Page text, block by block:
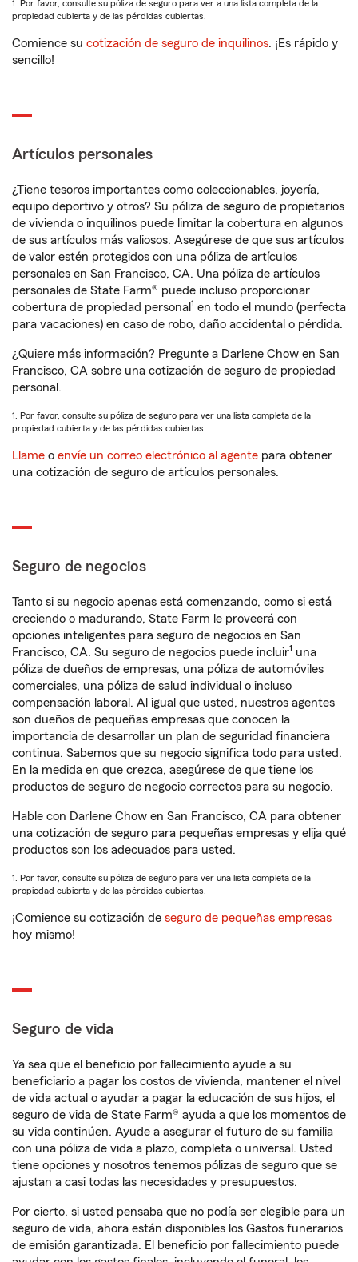
1. Por favor, consulte su póliza de seguro para ver a una lista completa de la
propiedad cubierta y de las pérdidas cubiertas.
Comience su cotización de seguro de inquilinos. ¡Es rápido y
sencillo!
Artículos personales
¿Tiene tesoros importantes como coleccionables, joyería,
equipo deportivo y otros? Su póliza de seguro de propietarios
de vivienda o inquilinos puede limitar la cobertura en algunos
de sus artículos más valiosos. Asegúrese de que sus artículos
de valor estén protegidos con una póliza de artículos
personales en San Francisco, CA. Una póliza de artículos
personales de State Farm® puede incluso proporcionar
cobertura de propiedad personal 1 en todo el mundo (perfecta
para vacaciones) en caso de robo, daño accidental o pérdida.
¿Quiere más información? Pregunte a Darlene Chow en San
Francisco, CA sobre una cotización de seguro de propiedad
personal.
1. Por favor, consulte su póliza de seguro para ver una lista completa de la
propiedad cubierta y de las pérdidas cubiertas.
Llame o envíe un correo electrónico al agente para obtener
una cotización de seguro de artículos personales.
Seguro de negocios
Tanto si su negocio apenas está comenzando, como si está
creciendo o madurando, State Farm le proveerá con
opciones inteligentes para seguro de negocios en San
Francisco, CA. Su seguro de negocios puede incluir1 una
póliza de dueños de empresas, una póliza de automóviles
comerciales, una póliza de salud individual o incluso
compensación laboral. Al igual que usted, nuestros agentes
son dueños de pequeñas empresas que conocen la
importancia de desarrollar un plan de seguridad financiera
continua. Sabemos que su negocio significa todo para usted.
En la medida en que crezca, asegúrese de que tiene los
productos de seguro de negocio correctos para su negocio.
Hable con Darlene Chow en San Francisco, CA para obtener
una cotización de seguro para pequeñas empresas y elija qué
productos son los adecuados para usted.
1. Por favor, consulte su póliza de seguro para ver una lista completa de la
propiedad cubierta y de las pérdidas cubiertas.
¡Comience su cotización de seguro de pequeñas empresas
hoy mismo!
Seguro de vida
Ya sea que el beneficio por fallecimiento ayude a su
beneficiario a pagar los costos de vivienda, mantener el nivel
de vida actual o ayudar a pagar la educación de sus hijos, el
seguro de vida de State Farm® ayuda a que los momentos de
su vida continúen. Ayude a asegurar el futuro de su familia
con una póliza de vida a plazo, completa o universal. Usted
tiene opciones y nosotros tenemos pólizas de seguro que se
ajustan a casi todas las necesidades y presupuestos.
Por cierto, si usted pensaba que no podía ser elegible para un
seguro de vida, ahora están disponibles los Gastos funerarios
de emisión garantizada. El beneficio por fallecimiento puede